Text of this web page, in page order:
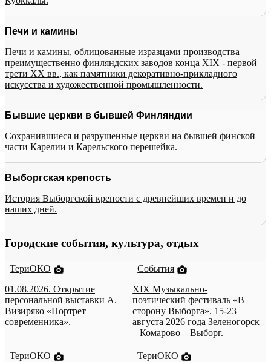
Печи и камины
Печи и камины, облицованные изразцами производства
преимущественно финляндских заводов конца XIX - первой
трети XX вв., как памятники декоративно-прикладного
искусства и художественной промышленности.
Бывшие церкви в бывшей Финляндии
Сохранившиеся и разрушенные церкви на бывшей финской
части Карелии и Карельского перешейка.
Выборгская крепость
История Выборгской крепости с древнейших времен и до
наших дней.
Городские события, культура, отдых
ТериОКО
01.08.2026. Открытие
персональной выставки А.
Визиряко «Портрет
современника».
События
XIX Музыкально-
поэтический фестиваль «В
сторону Выборга». 15-23
августа 2026 года Зеленогорск
– Комарово – Выборг.
ТериОКО
ТериОКО